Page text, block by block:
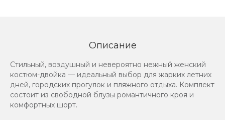
Описание
Стильный, воздушный и невероятно нежный женский
костюм-двойка — идеальный выбор для жарких летних
дней, городских прогулок и пляжного отдыха. Комплект
состоит из свободной блузы романтичного кроя и
комфортных шорт.